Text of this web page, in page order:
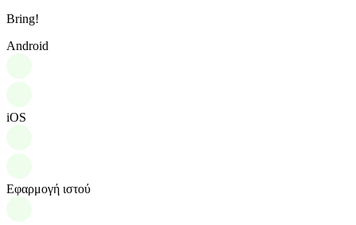
Bring!
Android
iOS
Εφαρμογή ιστού